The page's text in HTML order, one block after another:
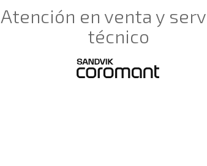
tu distribuidor de confianza de Sloky en Arakil,
ayudarte a alcanzar tus objetivos de
Atención en venta y
técnico